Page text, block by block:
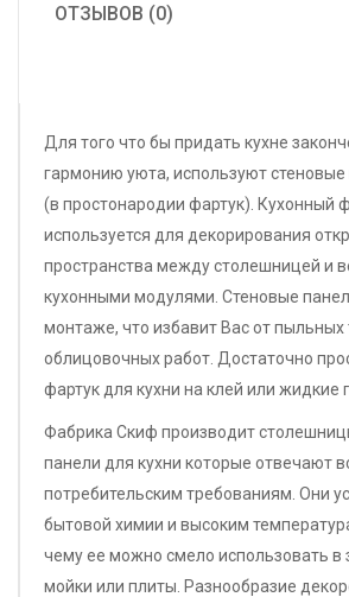
ОТЗЫВОВ (0)
Для того что бы придать кухне
гармонию уюта, используют стеновые
(в простонародии фартук). Кухонный
используется для декорирования
пространства между столешницей и
кухонными модулями. Стеновые
монтаже, что избавит Вас от пыльных
облицовочных работ. Достаточно
фартук для кухни на клей или жидкие
Фабрика Скиф производит
панели для кухни которые отвечают
потребительским требованиям. Они
бытовой химии и высоким
чему ее можно смело использовать в
мойки или плиты. Разнообразие